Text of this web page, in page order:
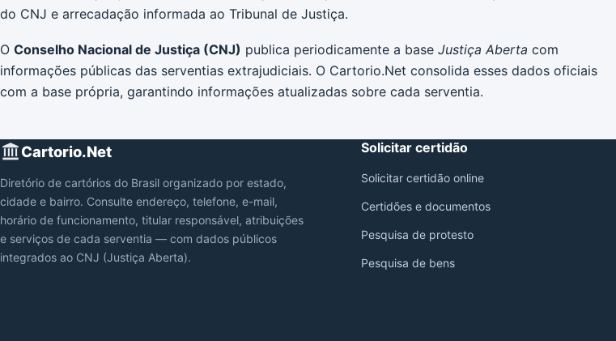
do CNJ e arrecadação informada ao Tribunal de Justiça.
O Conselho Nacional de Justiça (CNJ) publica periodicamente a base Justiça Aberta com
informações públicas das serventias extrajudiciais. O Cartorio.Net consolida esses dados oficiais
com a base própria, garantindo informações atualizadas sobre cada serventia.
Cartorio.Net
Diretório de cartórios do Brasil organizado por estado,
cidade e bairro. Consulte endereço, telefone, e-mail,
horário de funcionamento, titular responsável, atribuições
e serviços de cada serventia — com dados públicos
integrados ao CNJ (Justiça Aberta).
Solicitar certidão
Solicitar certidão online
Certidões e documentos
Pesquisa de protesto
Pesquisa de bens